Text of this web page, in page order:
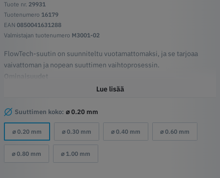
Tuote nr. 29931
Tuotenumero 16179
EAN 0850041631288
Valmistajan tuotenumero M3001-02
FlowTech-suutin on suunniteltu vuotamattomaksi, ja se tarjoaa
vaivattoman ja nopean suuttimen vaihtoprosessin.
Ominaisuudet
HighFlow
Lue lisää
Suuttimen koko: ⌀ 0.20 mm
⌀ 0.20 mm ⌀ 0.30 mm ⌀ 0.40 mm ⌀ 0.60 mm
⌀ 0.80 mm ⌀ 1.00 mm